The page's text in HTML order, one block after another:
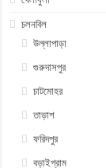
চলনবিল
উল্লাপাড়া
গুরুদাসপুর
চাটমোহর
তাড়াশ
ফরিদপুর
বড়াইগ্রাম